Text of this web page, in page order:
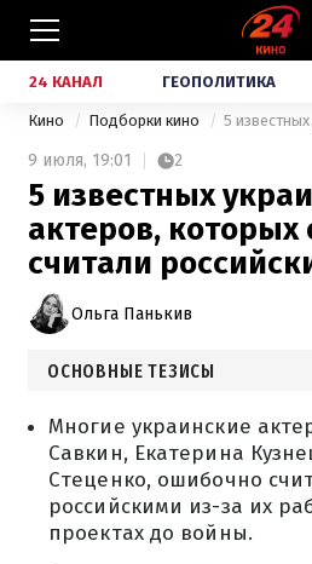
24 КАНАЛ ГЕОПОЛИТИКА
Кино Подборки кино
9 июля, 19:01 2
5 известных
актеров,
считали
Ольга Панькив
ОСНОВНЫЕ ТЕЗИСЫ
Многие украинские
Савкин, Екатерина
Стеценко, ошибочно
российскими из-за их
проектах до войны.